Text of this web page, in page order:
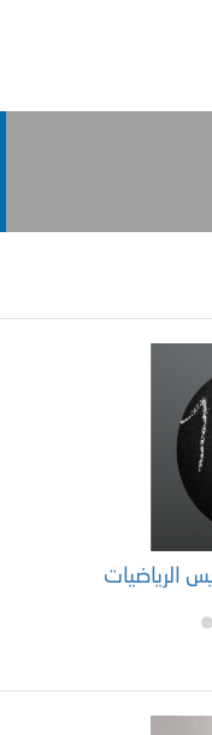
الرياضيات